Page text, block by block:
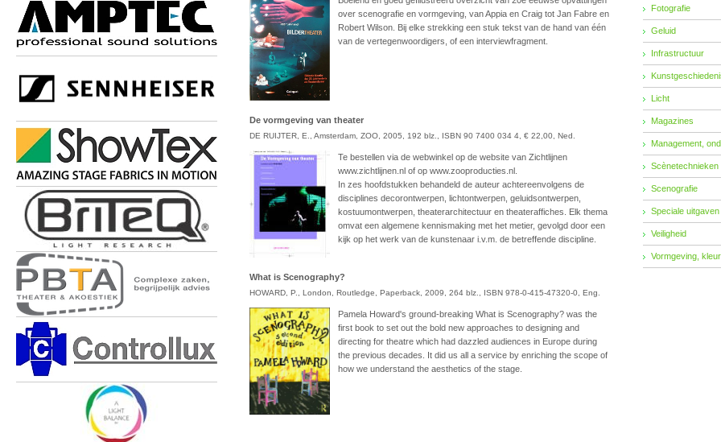
over scenografie en vormgeving, van Appia en Craig tot Jan Fabre en
Robert Wilson. Bij elke strekking een stuk tekst van de hand van één
van de vertegenwoordigers, of een interviewfragment.
De vormgeving van theater
DE RUIJTER, E., Amsterdam, ZOO, 2005, 192 blz., ISBN 90 7400 034 4, € 22,00, Ned.
Te bestellen via de webwinkel op de website van Zichtlijnen
www.zichtlijnen.nl of op www.zooproducties.nl.
In zes hoofdstukken behandeld de auteur achtereenvolgens de
disciplines decorontwerpen, lichtontwerpen, geluidsontwerpen,
kostuumontwerpen, theaterarchitectuur en theateraffiches. Elk thema
omvat een algemene kennismaking met het metier, gevolgd door een
kijk op het werk van de kunstenaar i.v.m. de betreffende discipline.
What is Scenography?
HOWARD, P., London, Routledge, Paperback, 2009, 264 blz., ISBN 978-0-415-47320-0, Eng.
Pamela Howard's ground-breaking What is Scenography? was the
first book to set out the bold new approaches to designing and
directing for theatre which had dazzled audiences in Europe during
the previous decades. It did us all a service by enriching the scope of
how we understand the aesthetics of the stage.
Fotografie
Geluid
Infrastructuur
Licht
Magazines
Management,
Scènetechnieken
Scenografie
Speciale uitgaven
Veiligheid
Vormgeving,